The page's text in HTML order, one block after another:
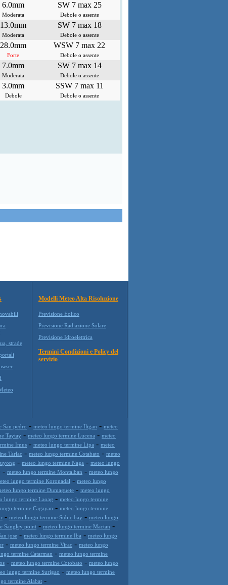
6.0mm
Moderata
SW 7 max 25
Debole o assente
13.0mm
Moderata
SW 7 max 18
Debole o assente
28.0mm
Forte
WSW 7 max 22
Debole o assente
7.0mm
Moderata
SW 7 max 14
Debole o assente
3.0mm
Debole
SSW 7 max 11
Debole o assente
strade
Modelli Meteo Alta Risoluzione
Previsione Eolico
Previsione Radiazione Solare
Previsione Idroelettrica
Termini Condizioni e Policy del
servizio
San pedro - meteo lungo termine Iligan - meteo
Taytay - meteo lungo termine Lucena - meteo
Imus - meteo lungo termine Lipa - meteo
Tarlac - meteo lungo termine Cotabato - meteo
- meteo lungo termine Naga - meteo lungo
- meteo lungo termine Montalban - meteo lungo
lungo termine Koronadal - meteo lungo
lungo termine Dumaguete - meteo lungo
lungo termine Laoag - meteo lungo termine
termine Cagayan - meteo lungo termine
- meteo lungo termine Subic bay - meteo lungo
Sangley point - meteo lungo termine Mactan -
jose - meteo lungo termine Iba - meteo lungo
- meteo lungo termine Virac - meteo lungo
termine Catarman - meteo lungo termine
- meteo lungo termine Cotobato - meteo lungo
lungo termine Surigao - meteo lungo termine
termine Alabat -